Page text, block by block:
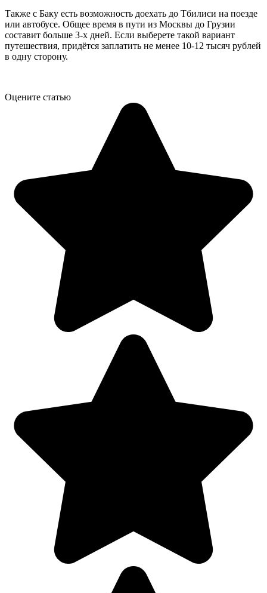
Также с Баку есть возможность доехать до Тбилиси на поезде
или автобусе. Общее время в пути из Москвы до Грузии
составит больше 3-х дней. Если выберете такой вариант
путешествия, придётся заплатить не менее 10-12 тысяч рублей
в одну сторону.
Оцените статью